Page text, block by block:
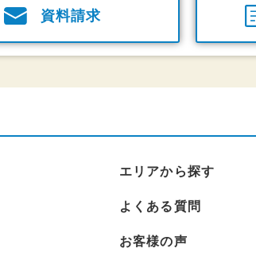
資料請求
エリアから探す
よくある質問
お客様の声